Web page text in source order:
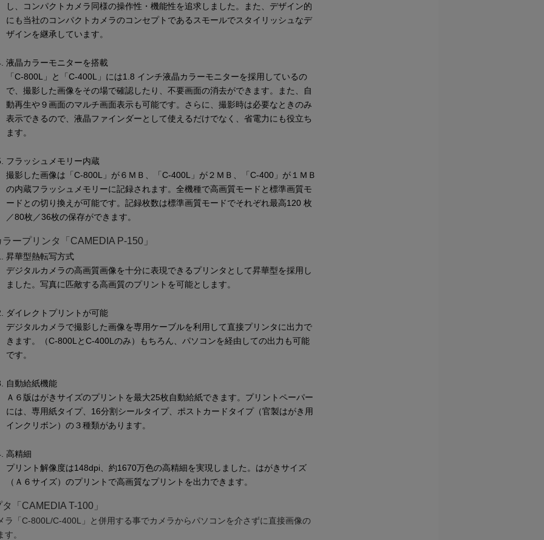
し、コンパクトカメラ同様の操作性・機能性を追求しました。また、デザイン的
にも当社のコンパクトカメラのコンセプトであるスモールでスタイリッシュなデ
ザインを継承しています。
液晶カラーモニターを搭載
「C-800L」と「C-400L」には1.8 インチ液晶カラーモニターを採用しているの
で、撮影した画像をその場で確認したり、不要画面の消去ができます。また、自
動再生や９画面のマルチ画面表示も可能です。さらに、撮影時は必要なときのみ
表示できるので、液晶ファインダーとして使えるだけでなく、省電力にも役立ち
ます。
フラッシュメモリー内蔵
撮影した画像は「C-800L」が６ＭＢ、「C-400L」が２ＭＢ、「C-400」が１ＭＢ
の内蔵フラッシュメモリーに記録されます。全機種で高画質モードと標準画質モ
ードとの切り換えが可能です。記録枚数は標準画質モードでそれぞれ最高120 枚
／80枚／36枚の保存ができます。
ープリンタ「CAMEDIA P-150」
昇華型熱転写方式
デジタルカメラの高画質画像を十分に表現できるプリンタとして昇華型を採用し
ました。写真に匹敵する高画質のプリントを可能とします。
ダイレクトプリントが可能
デジタルカメラで撮影した画像を専用ケーブルを利用して直接プリンタに出力で
きます。（C-800LとC-400Lのみ）もちろん、パソコンを経由しての出力も可能
です。
自動給紙機能
Ａ６版はがきサイズのプリントを最大25枚自動給紙できます。プリントペーパー
には、専用紙タイプ、16分割シールタイプ、ポストカードタイプ（官製はがき用
インクリボン）の３種類があります。
高精細
プリント解像度は148dpi、約1670万色の高精細を実現しました。はがきサイズ
（Ａ６サイズ）のプリントで高画質なプリントを出力できます。
「CAMEDIA T-100」
ラ「C-800L/C-400L」と併用する事でカメラからパソコンを介さずに直接画像の
。